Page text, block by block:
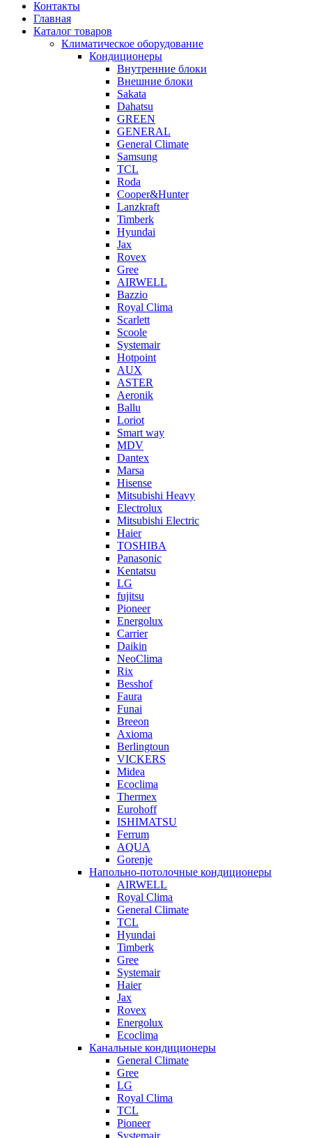
Контакты
Главная
Каталог товаров
Климатическое оборудование
Кондиционеры
Внутренние блоки
Внешние блоки
Sakata
Dahatsu
GREEN
GENERAL
General Climate
Samsung
TCL
Roda
Cooper&Hunter
Lanzkraft
Timberk
Hyundai
Jax
Rovex
Gree
AIRWELL
Bazzio
Royal Clima
Scarlett
Scoole
Systemair
Hotpoint
AUX
ASTER
Aeronik
Ballu
Loriot
Smart way
MDV
Dantex
Marsa
Hisense
Mitsubishi Heavy
Electrolux
Mitsubishi Electric
Haier
TOSHIBA
Panasonic
Kentatsu
LG
fujitsu
Pioneer
Energolux
Carrier
Daikin
NeoClima
Rix
Besshof
Faura
Funai
Breeon
Axioma
Berlingtoun
VICKERS
Midea
Ecoclima
Thermex
Eurohoff
ISHIMATSU
Ferrum
AQUA
Gorenje
Напольно-потолочные кондиционеры
AIRWELL
Royal Clima
General Climate
TCL
Hyundai
Timberk
Gree
Systemair
Haier
Jax
Rovex
Energolux
Ecoclima
Канальные кондиционеры
General Climate
Gree
LG
Royal Clima
TCL
Pioneer
Systemair